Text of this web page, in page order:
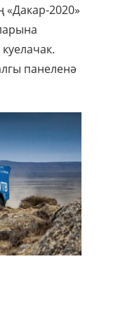
2020»
панеленә